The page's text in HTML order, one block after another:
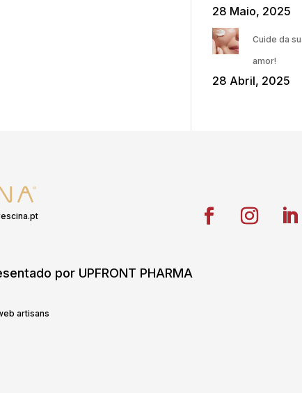
28 Maio, 2025
Cuide da
amor!
28 Abril, 2025
por UPFRONT PHARMA
artisans